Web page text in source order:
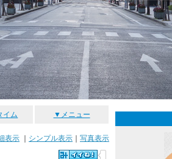
イム ▼メニュー
表示 シンプル表示 写真表示